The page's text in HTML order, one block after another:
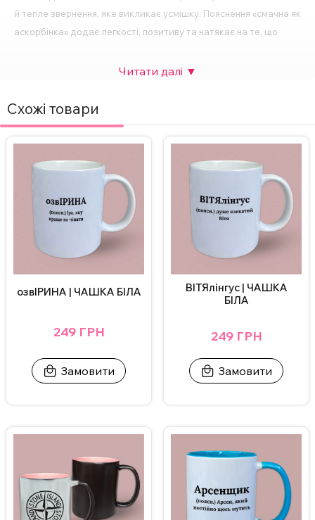
й тепле звернення, яке викликає усмішку. Пояснення «смачна як
аскорбінка» додає легкості, позитиву та натякає на те, що
цукерка в дитинстві. Такий напис — це не тільки прояв турботи,
Ця іменна чашка хамелеон — ідеальний варіант подарунка на
день народження, 8 березня, День закоханих чи просто як
індивідуальному підході, а й у тому, що вона щоразу дивує. Це
подарунок, який неможливо забути.
Схожі товари
озвІРИНА | ЧАШКА БІЛА
249 ГРН
Замовити
ВІТЯлінгус | ЧАШКА
БІЛА
249 ГРН
Замовити